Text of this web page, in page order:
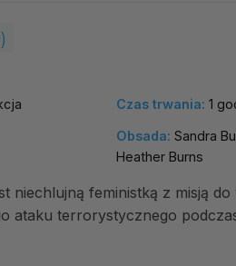
Czas trwania: 1
Obsada: Sandra
Heather Burns
niechlujną feministką z misją
ataku terrorystycznego